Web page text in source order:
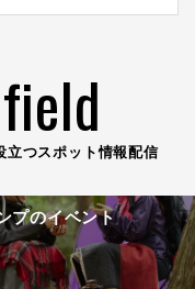
立つスポット情報配信
プのイベント